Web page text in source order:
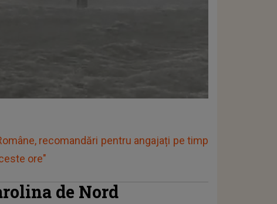
recomandări pentru angajați pe timp
ore"
de Nord